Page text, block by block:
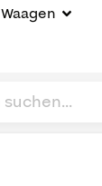
Waagen